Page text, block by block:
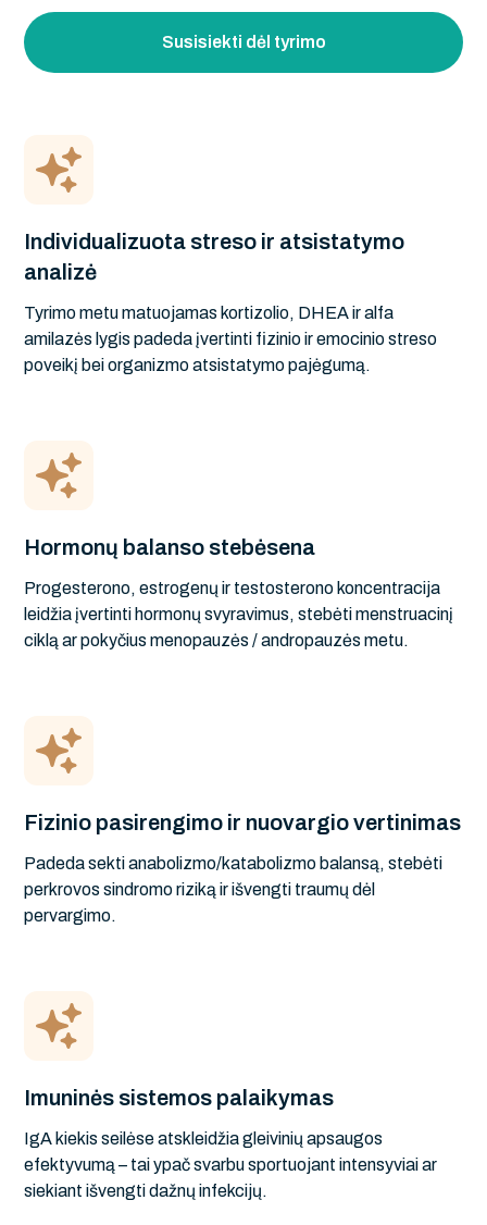
Susisiekti dėl tyrimo
Individualizuota streso ir atsistatymo
analizė
Tyrimo metu matuojamas kortizolio, DHEA ir alfa
amilazės lygis padeda įvertinti fizinio ir emocinio streso
poveikį bei organizmo atsistatymo pajėgumą.
Hormonų balanso stebėsena
Progesterono, estrogenų ir testosterono koncentracija
leidžia įvertinti hormonų svyravimus, stebėti menstruacinį
ciklą ar pokyčius menopauzės / andropauzės metu.
Fizinio pasirengimo ir nuovargio vertinimas
Padeda sekti anabolizmo/katabolizmo balansą, stebėti
perkrovos sindromo riziką ir išvengti traumų dėl
pervargimo.
Imuninės sistemos palaikymas
IgA kiekis seilėse atskleidžia gleivinių apsaugos
efektyvumą – tai ypač svarbu sportuojant intensyviai ar
siekiant išvengti dažnų infekcijų.